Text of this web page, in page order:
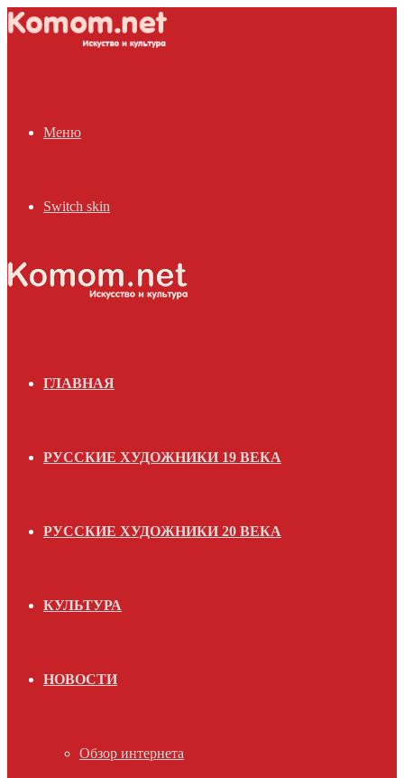
Меню
Switch skin
ГЛАВНАЯ
РУССКИЕ ХУДОЖНИКИ 19 ВЕКА
РУССКИЕ ХУДОЖНИКИ 20 ВЕКА
КУЛЬТУРА
НОВОСТИ
Обзор интернета